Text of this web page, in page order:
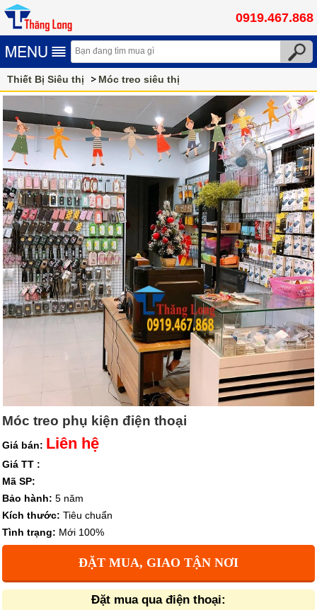
0919.467.868
Thiết Bị Siêu thị Móc treo siêu thị
Móc treo phụ kiện điện thoại
Giá bán: Liên hệ
Giá TT :
Mã SP:
Bảo hành: 5 năm
Kích thước: Tiêu chuẩn
Tình trạng: Mới 100%
ĐẶT MUA, GIAO TẬN NƠI
Đặt mua qua điện thoại: